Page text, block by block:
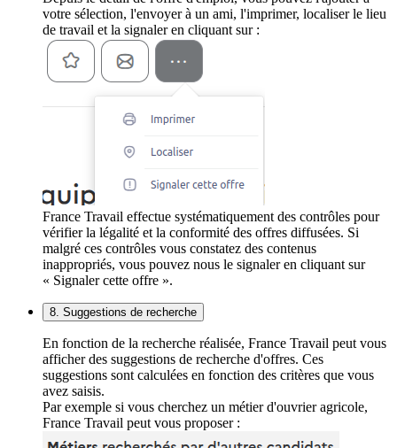
votre sélection, l'envoyer à un ami, l'imprimer, localiser le lieu
de travail et la signaler en cliquant sur :
France Travail effectue systématiquement des contrôles pour
vérifier la légalité et la conformité des offres diffusées. Si
malgré ces contrôles vous constatez des contenus
inappropriés, vous pouvez nous le signaler en cliquant sur
« Signaler cette offre ».
8. Suggestions de recherche
En fonction de la recherche réalisée, France Travail peut vous
afficher des suggestions de recherche d'offres. Ces
suggestions sont calculées en fonction des critères que vous
avez saisis.
Par exemple si vous cherchez un métier d'ouvrier agricole,
France Travail peut vous proposer :